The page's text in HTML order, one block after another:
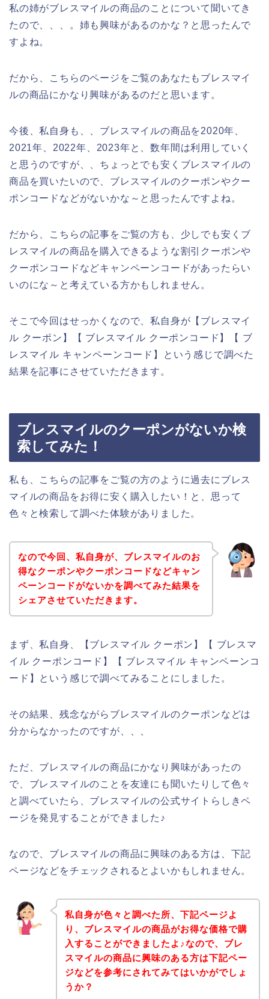
私の姉がブレスマイルの商品のことについて聞いてき
たので、、、。姉も興味があるのかな？と思ったんで
すよね。
だから、こちらのページをご覧のあなたもブレスマイ
ルの商品にかなり興味があるのだと思います。
今後、私自身も、、ブレスマイルの商品を2020年、
2021年、2022年、2023年と、数年間は利用していく
と思うのですが、、ちょっとでも安くブレスマイルの
商品を買いたいので、ブレスマイルのクーポンやクー
ポンコードなどがないかな～と思ったんですよね。
だから、こちらの記事をご覧の方も、少しでも安くブ
レスマイルの商品を購入できるような割引クーポンや
クーポンコードなどキャンペーンコードがあったらい
いのにな～と考えている方かもしれません。
そこで今回はせっかくなので、私自身が【ブレスマイ
ル クーポン】【 ブレスマイル クーポンコード】【 ブ
レスマイル キャンペーンコード】という感じで調べた
結果を記事にさせていただきます。
ブレスマイルのクーポンがないか検
索してみた！
私も、こちらの記事をご覧の方のように過去にブレス
マイルの商品をお得に安く購入したい！と、思って
色々と検索して調べた体験がありました。
なので今回、私自身が、ブレスマイルのお
得なクーポンやクーポンコードなどキャン
ペーンコードがないかを調べてみた結果を
シェアさせていただきます。
まず、私自身、【ブレスマイル クーポン】【 ブレスマ
イル クーポンコード】【 ブレスマイル キャンペーンコ
ード】という感じで調べてみることにしました。
その結果、残念ながらブレスマイルのクーポンなどは
分からなかったのですが、、、
ただ、ブレスマイルの商品にかなり興味があったの
で、ブレスマイルのことを友達にも聞いたりして色々
と調べていたら、ブレスマイルの公式サイトらしきペ
ージを発見することができました♪
なので、ブレスマイルの商品に興味のある方は、下記
ページなどをチェックされるとよいかもしれません。
私自身が色々と調べた所、下記ページよ
り、ブレスマイルの商品がお得な価格で購
入することができましたよ♪なので、ブレ
スマイルの商品に興味のある方は下記ペー
ジなどを参考にされてみてはいかがでしょ
うか？